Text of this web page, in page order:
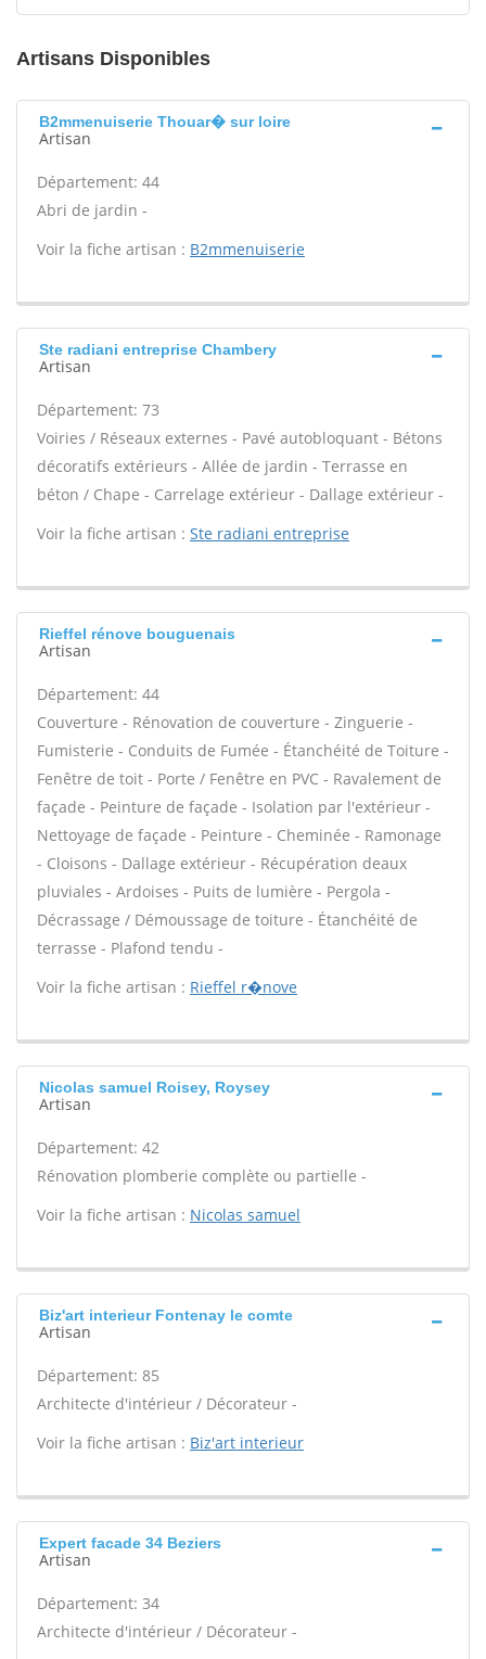
Artisans Disponibles
B2mmenuiserie Thouar� sur loire
Artisan
Département: 44
Abri de jardin -
Voir la fiche artisan : B2mmenuiserie
Ste radiani entreprise Chambery
Artisan
Département: 73
Voiries / Réseaux externes - Pavé autobloquant - Bétons
décoratifs extérieurs - Allée de jardin - Terrasse en
béton / Chape - Carrelage extérieur - Dallage extérieur -
Voir la fiche artisan : Ste radiani entreprise
Rieffel rénove bouguenais
Artisan
Département: 44
Couverture - Rénovation de couverture - Zinguerie -
Fumisterie - Conduits de Fumée - Étanchéité de Toiture -
Fenêtre de toit - Porte / Fenêtre en PVC - Ravalement de
façade - Peinture de façade - Isolation par l'extérieur -
Nettoyage de façade - Peinture - Cheminée - Ramonage
- Cloisons - Dallage extérieur - Récupération deaux
pluviales - Ardoises - Puits de lumière - Pergola -
Décrassage / Démoussage de toiture - Étanchéité de
terrasse - Plafond tendu -
Voir la fiche artisan : Rieffel r�nove
Nicolas samuel Roisey, Roysey
Artisan
Département: 42
Rénovation plomberie complète ou partielle -
Voir la fiche artisan : Nicolas samuel
Biz'art interieur Fontenay le comte
Artisan
Département: 85
Architecte d'intérieur / Décorateur -
Voir la fiche artisan : Biz'art interieur
Expert facade 34 Beziers
Artisan
Département: 34
Architecte d'intérieur / Décorateur -